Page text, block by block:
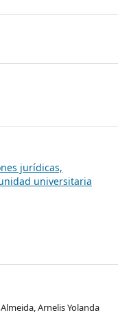
jurídicas,
universitaria
Arnelis Yolanda